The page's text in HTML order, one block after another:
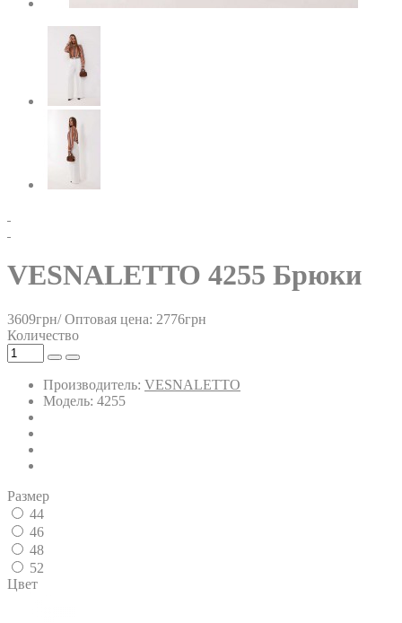
VESNALETTO 4255 Брюки
3609грн/ Оптовая цена: 2776грн
Количество
Производитель: VESNALETTO
Модель: 4255
Размер
44
46
48
52
Цвет